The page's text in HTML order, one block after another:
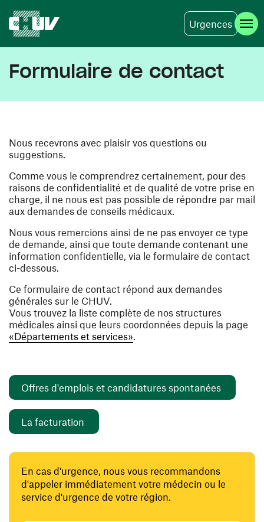
Urgences
Formulaire de contact
Nous recevrons avec plaisir vos questions ou
suggestions.
Comme vous le comprendrez certainement, pour des
raisons de confidentialité et de qualité de votre prise en
charge, il ne nous est pas possible de répondre par mail
aux demandes de conseils médicaux.
Nous vous remercions ainsi de ne pas envoyer ce type
de demande, ainsi que toute demande contenant une
information confidentielle, via le formulaire de contact
ci-dessous.
Ce formulaire de contact répond aux demandes
générales sur le CHUV.
Vous trouvez la liste complète de nos structures
médicales ainsi que leurs coordonnées depuis la page
«Départements et services».
Offres d'emplois et candidatures spontanées
La facturation
En cas d'urgence, nous vous recommandons
d'appeler immédiatement votre médecin ou le
service d'urgence de votre région.